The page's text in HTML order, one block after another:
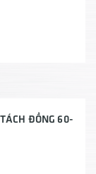
ĐỒNG 60-